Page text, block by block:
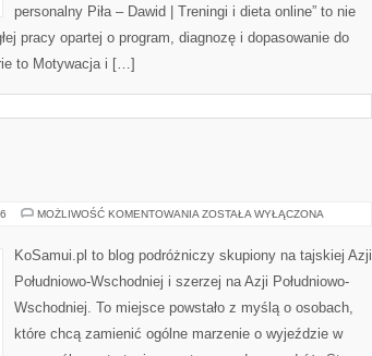
personalny Piła – Dawid | Treningi i dieta online” to nie
pracy opartej o program, diagnozę i dopasowanie do
to Motywacja i […]
MOŻLIWOŚĆ KOMENTOWANIA INDIE
ZOSTAŁA WYŁĄCZONA
KoSamui.pl to blog podróżniczy skupiony na tajskiej Azji
Południowo-Wschodniej i szerzej na Azji Południowo-
Wschodniej. To miejsce powstało z myślą o osobach,
które chcą zamienić ogólne marzenie o wyjeździe w